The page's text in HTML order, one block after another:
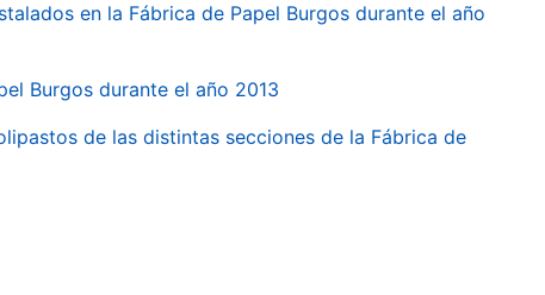
en la Fábrica de Papel Burgos durante el año
Burgos durante el año 2013
de las distintas secciones de la Fábrica de